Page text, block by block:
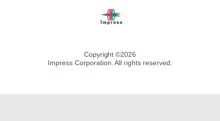
Copyright ©2026
Impress Corporation. All rights reserved.